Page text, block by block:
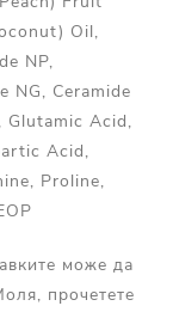
Oil,
NP,
NG, Ceramide
Glutamic Acid,
Acid,
Proline,
може да
прочетете